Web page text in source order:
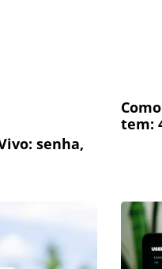
senha,
tem: